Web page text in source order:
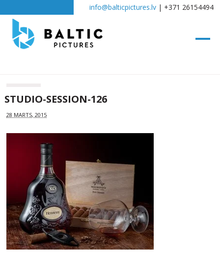
info@balticpictures.lv| +371 26154494
STUDIO-SESSION-126
28 MARTS, 2015